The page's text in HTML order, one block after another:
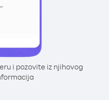
i pozovite iz njihovog